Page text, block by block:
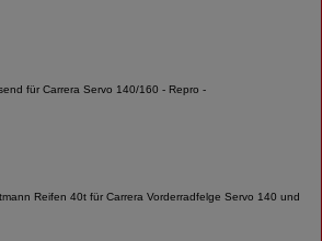
für Carrera Servo 140/160 - Repro -
Reifen 40t für Carrera Vorderradfelge Servo 140 und